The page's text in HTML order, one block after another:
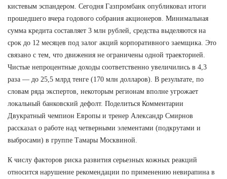
кистевым эспандером. Сегодня Газпромбанк опубликовал итоги
прошедшего вчера годового собрания акционеров. Минимальная
сумма кредита составляет 3 млн рублей, средства выделяются на
срок до 12 месяцев под залог акций корпоративного заемщика. Это
связано с тем, что движения не ограничены одной траекторией.
Чистые непроцентные доходы соответственно увеличились в 4,3
раза — до 25,5 млрд тенге (170 млн долларов). В результате, по
словам ряда экспертов, некоторым регионам вполне угрожает
локальный банковский дефолт. Поделиться Комментарии
Двукратный чемпион Европы и тренер Александр Смирнов
рассказал о работе над четверными элементами (подкрутами и
выбросами) в группе Тамары Москвиной.
К числу факторов риска развития серьезных кожных реакций
относится нарушение рекомендации по применению невирапина в